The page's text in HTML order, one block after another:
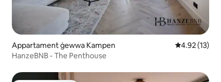
Appartament ġewwa Kampen Rating
4.92 (13)
HanzeBNB - The Penthouse